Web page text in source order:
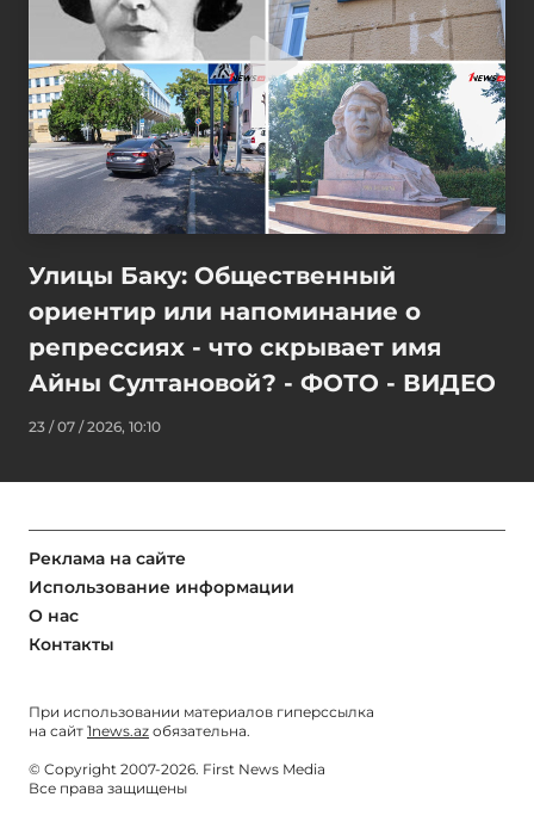
Улицы Баку: Общественный
ориентир или напоминание о
репрессиях - что скрывает имя
Айны Султановой? - ФОТО - ВИДЕО
23 / 07 / 2026, 10:10
Реклама на сайте
Использование информации
О нас
Контакты
При использовании материалов гиперссылка
на сайт 1news.az обязательна.
© Copyright 2007-2026. First News Media
Все права защищены